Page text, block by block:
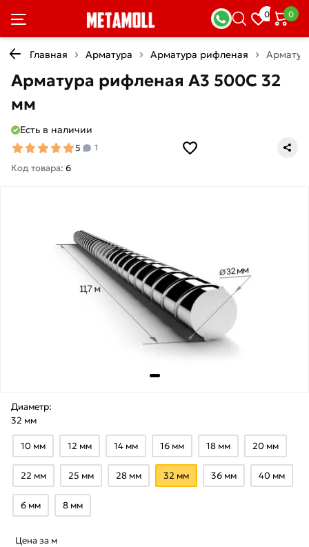
0 0
Главная Арматура Арматура рифленая
Арматура рифленая А3 500С 32
мм
Есть в наличии
5 1
Код товара: 6
Диаметр:
32 мм
10 мм 12 мм 14 мм 16 мм 18 мм 20 мм
22 мм 25 мм 28 мм 32 мм 36 мм 40 мм
6 мм 8 мм
Цена за м